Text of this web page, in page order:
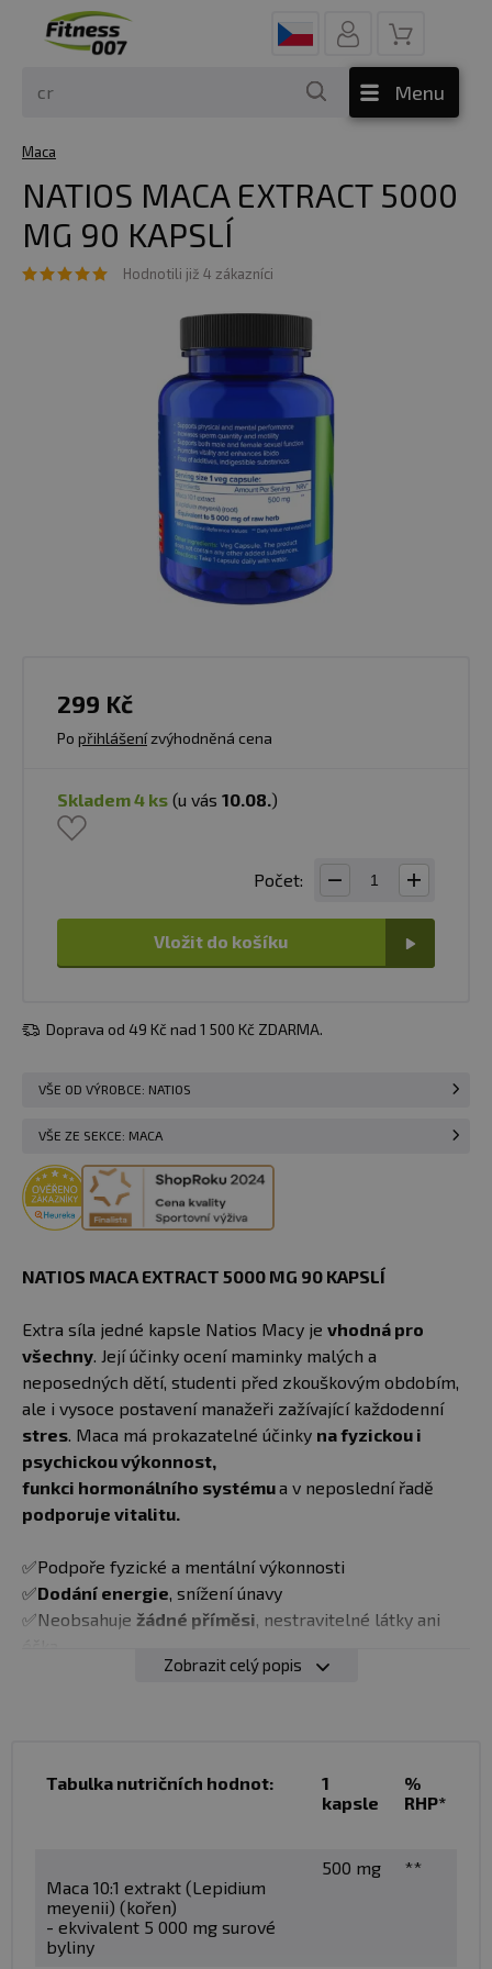
Menu
Maca
NATIOS MACA EXTRACT 5000
MG 90 KAPSLÍ
Hodnotili již 4 zákazníci
299 Kč
Po přihlášenízvýhodněná cena
skladem 4 ks (u vás 10.08.)
Počet:
Vložit do košíku
Doprava od 49 Kč nad 1 500 Kč ZDARMA.
VŠE OD VÝROBCE: NATIOS
VŠE ZE SEKCE: MACA
NATIOS MACA EXTRACT 5000 MG 90 KAPSLÍ
Extra síla jedné kapsle Natios Macy je vhodná pro
všechny. Její účinky ocení maminky malých a
neposedných dětí, studenti před zkouškovým obdobím,
ale i vysoce postavení manažeři zažívající každodenní
stres. Maca má prokazatelné účinky na fyzickou i
psychickou výkonnost,
funkci hormonálního systémua v neposlední řadě
podporuje vitalitu.
✅Podpoře fyzické a mentální výkonnosti
✅Dodání energie, snížení únavy
✅Neobsahuje žádné příměsi, nestravitelné látky ani
✅Snadné a pohodlné užívání díky menším kapslím
esenciálních, které si tělo neumí vyrobit samo,
vitamíny
C a E, stopové prvky aminerályjako
Dávkování: Jako doplněk stravy užívejte 1 veganskou
kapsli denně s vodou
Zobrazit celý popis
Tabulka nutričních hodnot:
1
kapsle
%
RHP*
Maca 10:1 extrakt (Lepidium
meyenii) (kořen)
- ekvivalent 5 000 mg surové
byliny
500 mg **